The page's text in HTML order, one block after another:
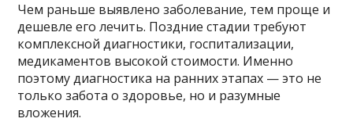
Чем раньше выявлено заболевание, тем проще и
дешевле его лечить. Поздние стадии требуют
комплексной диагностики, госпитализации,
медикаментов высокой стоимости. Именно
поэтому диагностика на ранних этапах — это не
только забота о здоровье, но и разумные
вложения.